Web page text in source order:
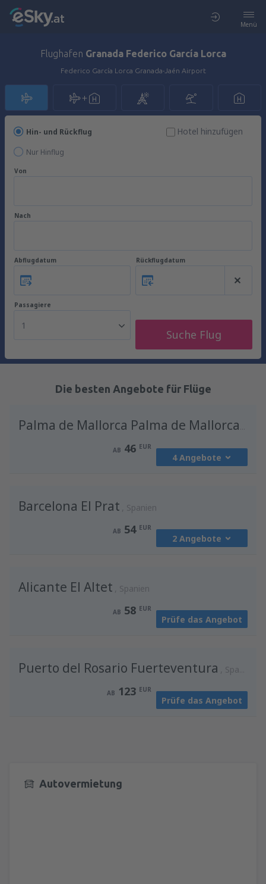
Menü
Flughafen Granada Federico García Lorca
Federico García Lorca Granada-Jaén Airport
Hin- und Rückflug
Nur Hinflug
Hotel hinzufügen
Von
Nach
Abflugdatum Rückflugdatum
Passagiere
1
Suche Flug
Die besten Angebote für Flüge
AB 46 EUR
4 Angebote
AB 46EUR
(SZG)
vonKlagenfurt, Klagenfurt Airport
Barcelona El Prat Spanien
AB 54 EUR
2 Angebote
AB 57EUR
Alicante El Altet Spanien
AB 58 EUR
Prüfe das Angebot
Puerto del Rosario Fuerteventura Spanien
AB 123 EUR
Prüfe das Angebot
Autovermietung